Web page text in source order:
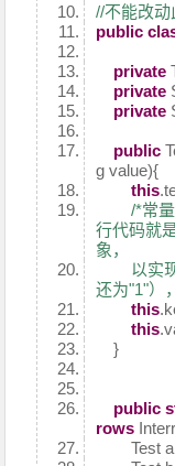
//不能改
public
private
private
private
public
g value){
this
/*常
行代码就
象，
以实现
还为"1"）
this
this
}
public
rows
Test a